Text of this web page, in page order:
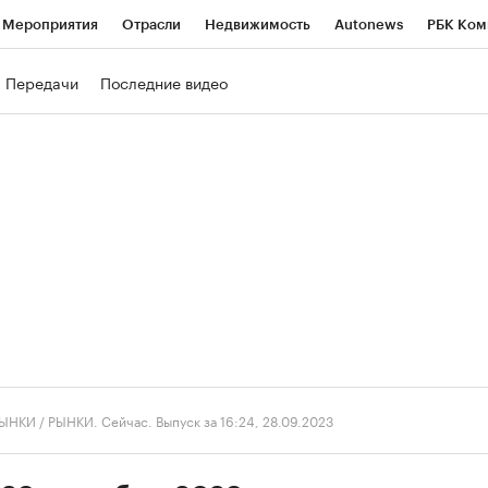
Мероприятия Отрасли Недвижимость Autonews РБК
Передачи Последние видео
/ РЫНКИ. Сейчас. Выпуск за 16:24, 28.09.2023